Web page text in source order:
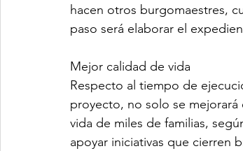
hacen otros burgomaestres,
paso será elaborar el
Mejor calidad de vida
Respecto al tiempo de
proyecto, no solo se
vida de miles de familias,
apoyar iniciativas que cierren